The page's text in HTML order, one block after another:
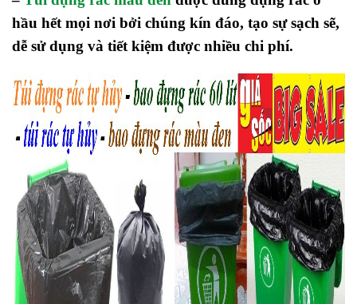
hầu hết mọi nơi bởi chúng kín đáo, tạo sự sạch sẽ,
dễ sử dụng và tiết kiệm được nhiều chi phí.